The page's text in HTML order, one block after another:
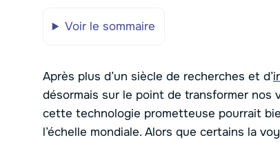
Voir le sommaire
Après plus d’un siècle de recherches et d’
désormais sur le point de transformer nos
cette technologie prometteuse pourrait
l’échelle mondiale. Alors que certains la